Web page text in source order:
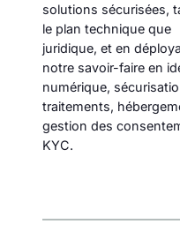
solutions sécurisées,
le plan technique que
juridique, et en
notre savoir-faire en
numérique,
traitements,
gestion des
KYC.